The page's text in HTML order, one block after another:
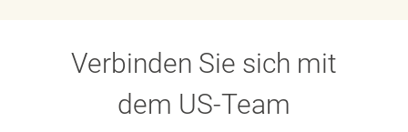
Verbinden Sie sich mit
dem US-Team